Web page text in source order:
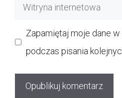
Witryna
Zapamiętaj moje dane
podczas pisania